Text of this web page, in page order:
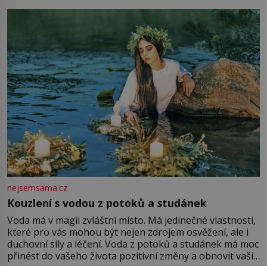
milostpaní. Stačí jenom na sukni,“ zhodnotí švadlena
množství růžového mušelínu. „Ošidili vás, podívejte.“
Vezme do ruky dřevěnou
nejsemsama.cz
Kouzlení s vodou z potoků a studánek
Voda má v magii zvláštní místo. Má jedinečné vlastnosti,
které pro vás mohou být nejen zdrojem osvěžení, ale i
duchovní síly a léčení. Voda z potoků a studánek má moc
přinést do vašeho života pozitivní změny a obnovit vaši